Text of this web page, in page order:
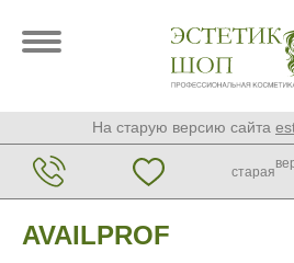
На старую версию сайта
старая
AVAILPROF